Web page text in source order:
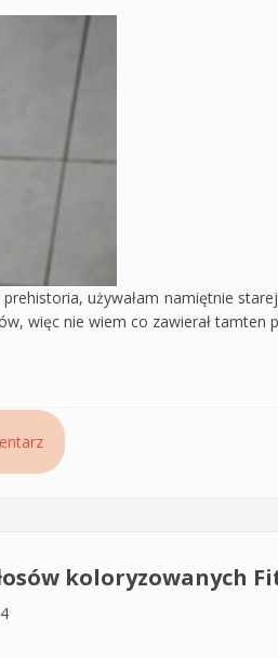
używałam namiętnie
więc nie wiem co zawierał
Pilomax do włosów ciemnych
koloryzowanych